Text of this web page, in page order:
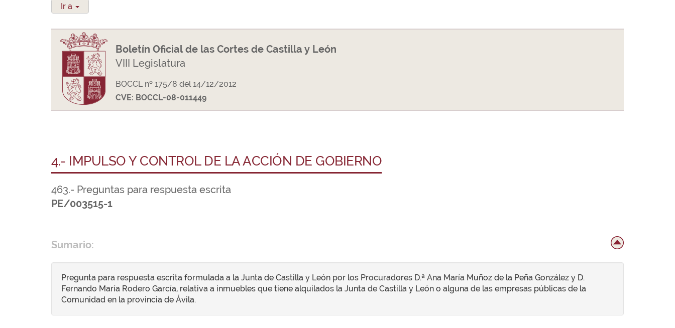
Ir a
Boletín Oficial de las Cortes de Castilla y León
VIII Legislatura
BOCCL nº 175/8 del 14/12/2012
CVE: BOCCL-08-011449
4.- IMPULSO Y CONTROL DE LA ACCIÓN DE GOBIERNO
463.- Preguntas para respuesta escrita
PE/003515-1
Sumario:
Pregunta para respuesta escrita formulada a la Junta de Castilla y León por los Procuradores D.ª Ana María Muñoz de la Peña González y D.
Fernando María Rodero García, relativa a inmuebles que tiene alquilados la Junta de Castilla y León o alguna de las empresas públicas de la
Comunidad en la provincia de Ávila.